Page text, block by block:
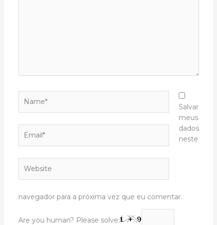
Salvar
meus
dados
neste
navegador para a próxima vez que eu comentar.
Are you human? Please solve: